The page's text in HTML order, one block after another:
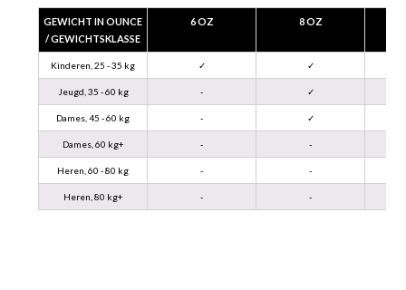
GEWICHT IN OUNCE
/ GEWICHTSKLASSE
6 OZ 8 OZ
Kinderen, 25 - 35 kg ✓ ✓
Jeugd, 35 - 60 kg - ✓
Dames, 45 - 60 kg - ✓
Dames, 60 kg+ - -
Heren, 60 - 80 kg - -
Heren, 80 kg+ - -